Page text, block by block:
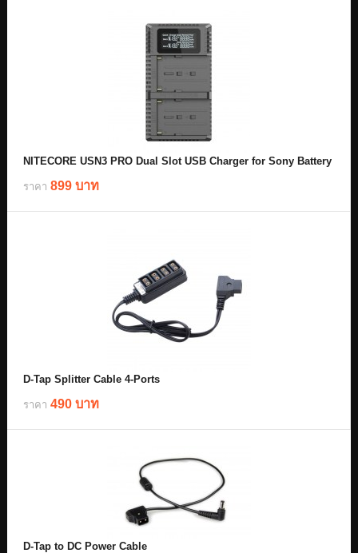
NITECORE USN3 PRO Dual Slot USB Charger for Sony Battery
ราคา 899 บาท
D-Tap Splitter Cable 4-Ports
ราคา 490 บาท
D-Tap to DC Power Cable